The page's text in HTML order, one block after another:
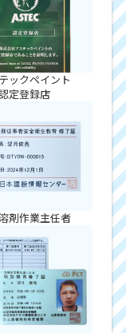
ックペイント
定登録店
剤作業主任者